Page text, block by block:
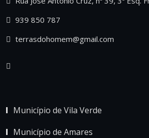
939 850 787
terrasdohomem@gmail.com
Município de Vila Verde
Município de Amares